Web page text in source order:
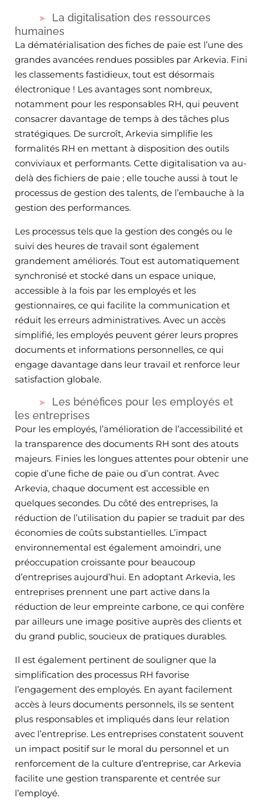
La digitalisation des ressources
humaines
La dématérialisation des fiches de paie est l’une des
grandes avancées rendues possibles par Arkevia. Fini
les classements fastidieux, tout est désormais
électronique ! Les avantages sont nombreux,
notamment pour les responsables RH, qui peuvent
consacrer davantage de temps à des tâches plus
stratégiques. De surcroît, Arkevia simplifie les
formalités RH en mettant à disposition des outils
conviviaux et performants. Cette digitalisation va au-
delà des fichiers de paie ; elle touche aussi à tout le
processus de gestion des talents, de l’embauche à la
gestion des performances.
Les processus tels que la gestion des congés ou le
suivi des heures de travail sont également
grandement améliorés. Tout est automatiquement
synchronisé et stocké dans un espace unique,
accessible à la fois par les employés et les
gestionnaires, ce qui facilite la communication et
réduit les erreurs administratives. Avec un accès
simplifié, les employés peuvent gérer leurs propres
documents et informations personnelles, ce qui
engage davantage dans leur travail et renforce leur
satisfaction globale.
Les bénéfices pour les employés et
les entreprises
Pour les employés, l’amélioration de l’accessibilité et
la transparence des documents RH sont des atouts
majeurs. Finies les longues attentes pour obtenir une
copie d’une fiche de paie ou d’un contrat. Avec
Arkevia, chaque document est accessible en
quelques secondes. Du côté des entreprises, la
réduction de l’utilisation du papier se traduit par des
économies de coûts substantielles. L’impact
environnemental est également amoindri, une
préoccupation croissante pour beaucoup
d’entreprises aujourd’hui. En adoptant Arkevia, les
entreprises prennent une part active dans la
réduction de leur empreinte carbone, ce qui confère
par ailleurs une image positive auprès des clients et
du grand public, soucieux de pratiques durables.
Il est également pertinent de souligner que la
simplification des processus RH favorise
l’engagement des employés. En ayant facilement
accès à leurs documents personnels, ils se sentent
plus responsables et impliqués dans leur relation
avec l’entreprise. Les entreprises constatent souvent
un impact positif sur le moral du personnel et un
renforcement de la culture d’entreprise, car Arkevia
facilite une gestion transparente et centrée sur
l’employé.